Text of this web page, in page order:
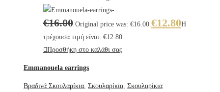
€16.00 Original price was: €16.00.€12.80Η
τρέχουσα τιμή είναι: €12.80.
Προσθήκη στο καλάθι σας
Emmanouela earrings
Βραδινά Σκουλαρίκια, Σκουλαρίκια, Σκουλαρίκια